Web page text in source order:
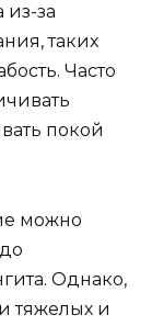
за
таких
Часто
покой
можно
Однако,
тяжелых и